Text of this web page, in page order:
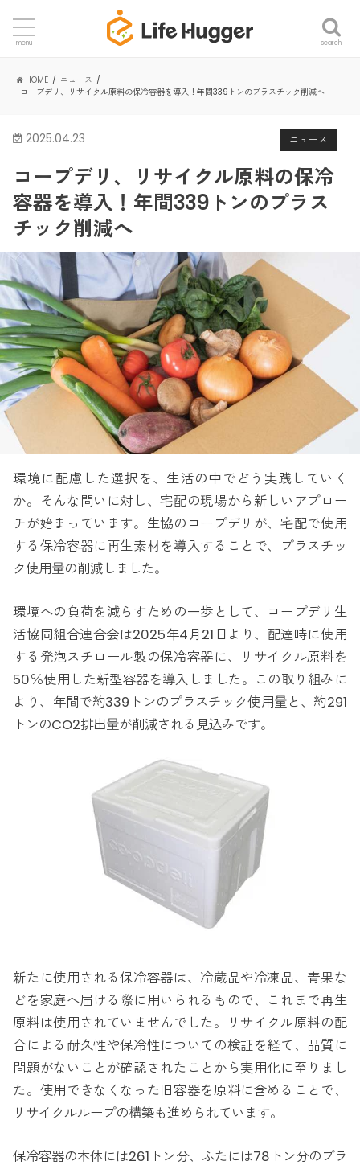
search
menu
HOME
ニュース
コープデリ、リサイクル原料の保冷容器を導入！年間339トンのプラスチック削減へ
ニュース
2025.04.23
コープデリ、リサイクル原料の保冷
容器を導入！年間339トンのプラス
チック削減へ
環境に配慮した選択を、生活の中でどう実践していく
か。そんな問いに対し、宅配の現場から新しいアプロー
チが始まっています。生協のコープデリが、宅配で使用
する保冷容器に再生素材を導入することで、プラスチッ
ク使用量の削減しました。
環境への負荷を減らすための一歩として、コープデリ生
活協同組合連合会は2025年4月21日より、配達時に使用
する発泡スチロール製の保冷容器に、リサイクル原料を
50％使用した新型容器を導入しました。この取り組みに
より、年間で約339トンのプラスチック使用量と、約291
トンのCO2排出量が削減される見込みです。
新たに使用される保冷容器は、冷蔵品や冷凍品、青果な
どを家庭へ届ける際に用いられるもので、これまで再生
原料は使用されていませんでした。リサイクル原料の配
合による耐久性や保冷性についての検証を経て、品質に
問題がないことが確認されたことから実用化に至りまし
た。使用できなくなった旧容器を原料に含めることで、
リサイクルループの構築も進められています。
保冷容器の本体には261トン分、ふたには78トン分のプラ